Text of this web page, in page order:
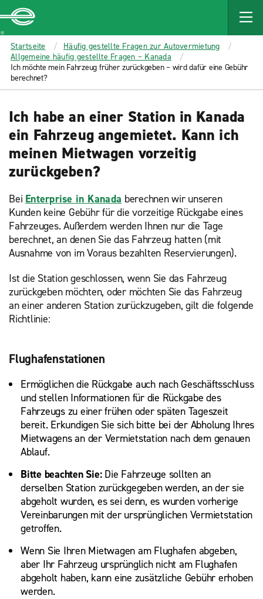
MAIN
CONTENT
Enterprise
Startseite
Häufig gestellte Fragen zur Autovermietung
Allgemeine häufig gestellte Fragen – Kanada
Ich möchte mein Fahrzeug früher zurückgeben – wird dafür eine Gebühr
berechnet?
Ich habe an einer Station in Kanada
ein Fahrzeug angemietet. Kann ich
meinen Mietwagen vorzeitig
zurückgeben?
Bei Enterprise in Kanada berechnen wir unseren
Kunden keine Gebühr für die vorzeitige Rückgabe eines
Fahrzeuges. Außerdem werden Ihnen nur die Tage
berechnet, an denen Sie das Fahrzeug hatten (mit
Ausnahme von im Voraus bezahlten Reservierungen).
Ist die Station geschlossen, wenn Sie das Fahrzeug
zurückgeben möchten, oder möchten Sie das Fahrzeug
an einer anderen Station zurückzugeben, gilt die folgende
Richtlinie:
Flughafenstationen
Ermöglichen die Rückgabe auch nach Geschäftsschluss
und stellen Informationen für die Rückgabe des
Fahrzeugs zu einer frühen oder späten Tageszeit
bereit. Erkundigen Sie sich bitte bei der Abholung Ihres
Mietwagens an der Vermietstation nach dem genauen
Ablauf.
Bitte beachten Sie:Die Fahrzeuge sollten an
derselben Station zurückgegeben werden, an der sie
abgeholt wurden, es sei denn, es wurden vorherige
Vereinbarungen mit der ursprünglichen Vermietstation
getroffen.
Wenn Sie Ihren Mietwagen am Flughafen abgeben,
aber Ihr Fahrzeug ursprünglich nicht am Flughafen
abgeholt haben, kann eine zusätzliche Gebühr erhoben
werden.